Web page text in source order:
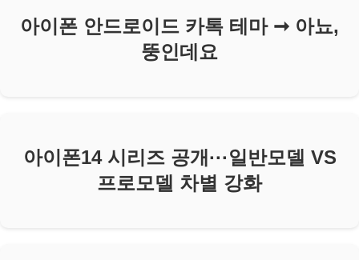
아이폰 안드로이드 카톡 테마 ➞ 아뇨,
뚱인데요
아이폰14 시리즈 공개···일반모델 VS
프로모델 차별 강화